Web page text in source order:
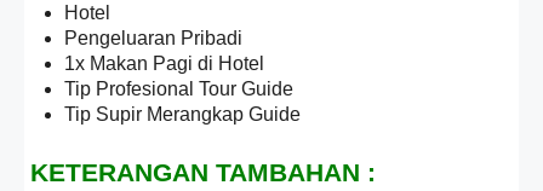
Hotel
Pengeluaran Pribadi
1x Makan Pagi di Hotel
Tip Profesional Tour Guide
Tip Supir Merangkap Guide
KETERANGAN TAMBAHAN :